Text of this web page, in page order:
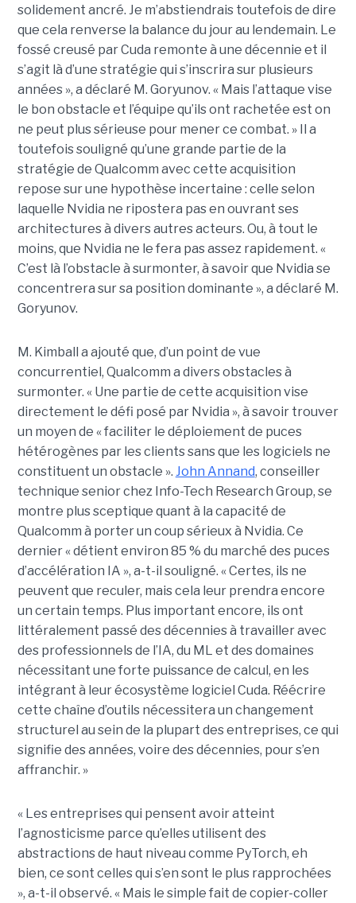
solidement ancré. Je m’abstiendrais toutefois de dire
que cela renverse la balance du jour au lendemain. Le
fossé creusé par Cuda remonte à une décennie et il
s’agit là d’une stratégie qui s’inscrira sur plusieurs
années », a déclaré M. Goryunov. « Mais l’attaque vise
le bon obstacle et l’équipe qu’ils ont rachetée est on
ne peut plus sérieuse pour mener ce combat. » Il a
toutefois souligné qu’une grande partie de la
stratégie de Qualcomm avec cette acquisition
repose sur une hypothèse incertaine : celle selon
laquelle Nvidia ne ripostera pas en ouvrant ses
architectures à divers autres acteurs. Ou, à tout le
moins, que Nvidia ne le fera pas assez rapidement. «
C’est là l’obstacle à surmonter, à savoir que Nvidia se
concentrera sur sa position dominante », a déclaré M.
Goryunov.
M. Kimball a ajouté que, d’un point de vue
concurrentiel, Qualcomm a divers obstacles à
surmonter. « Une partie de cette acquisition vise
directement le défi posé par Nvidia », à savoir trouver
un moyen de « faciliter le déploiement de puces
hétérogènes par les clients sans que les logiciels ne
constituent un obstacle ». John Annand, conseiller
technique senior chez Info-Tech Research Group, se
montre plus sceptique quant à la capacité de
Qualcomm à porter un coup sérieux à Nvidia. Ce
dernier « détient environ 85 % du marché des puces
d’accélération IA », a-t-il souligné. « Certes, ils ne
peuvent que reculer, mais cela leur prendra encore
un certain temps. Plus important encore, ils ont
littéralement passé des décennies à travailler avec
des professionnels de l’IA, du ML et des domaines
nécessitant une forte puissance de calcul, en les
intégrant à leur écosystème logiciel Cuda. Réécrire
cette chaîne d’outils nécessitera un changement
structurel au sein de la plupart des entreprises, ce qui
signifie des années, voire des décennies, pour s’en
affranchir. »
« Les entreprises qui pensent avoir atteint
l’agnosticisme parce qu’elles utilisent des
abstractions de haut niveau comme PyTorch, eh
bien, ce sont celles qui s’en sont le plus rapprochées
», a-t-il observé. « Mais le simple fait de copier-coller